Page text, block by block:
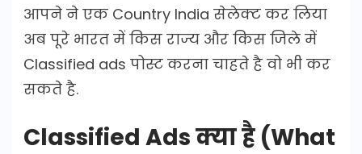
आपने ने एक Country India सेलेक्ट कर लिया
अब पूरे भारत में किस राज्य और किस जिले में
Classified ads पोस्ट करना चाहते है वो भी कर
सकते है.
Classified Ads क्या है (What